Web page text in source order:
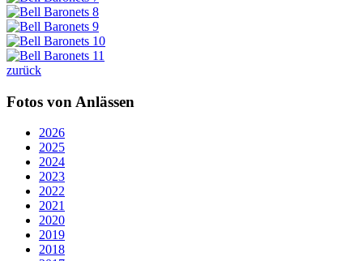
zurück
Fotos von Anlässen
2026
2025
2024
2023
2022
2021
2020
2019
2018